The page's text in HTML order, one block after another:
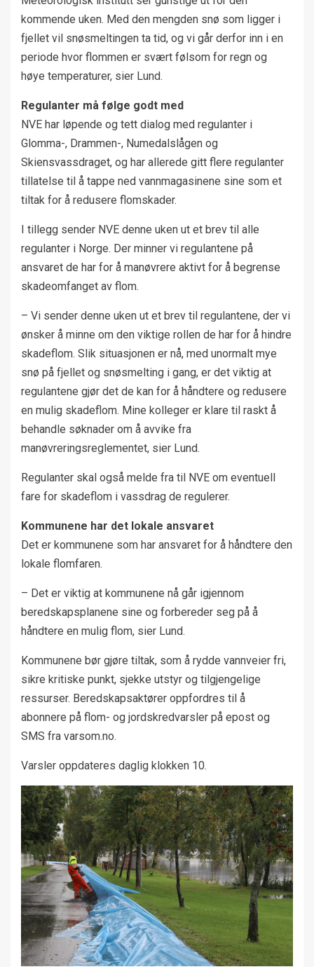
kommende uken. Med den mengden snø som ligger i
fjellet vil snøsmeltingen ta tid, og vi går derfor inn i en
periode hvor flommen er svært følsom for regn og
høye temperaturer, sier Lund.
Regulanter må følge godt med
NVE har løpende og tett dialog med regulanter i
Glomma-, Drammen-, Numedalslågen og
Skiensvassdraget, og har allerede gitt flere regulanter
tillatelse til å tappe ned vannmagasinene sine som et
tiltak for å redusere flomskader.
I tillegg sender NVE denne uken ut et brev til alle
regulanter i Norge. Der minner vi regulantene på
ansvaret de har for å manøvrere aktivt for å begrense
skadeomfanget av flom.
– Vi sender denne uken ut et brev til regulantene, der vi
ønsker å minne om den viktige rollen de har for å hindre
skadeflom. Slik situasjonen er nå, med unormalt mye
snø på fjellet og snøsmelting i gang, er det viktig at
regulantene gjør det de kan for å håndtere og redusere
en mulig skadeflom. Mine kolleger er klare til raskt å
behandle søknader om å avvike fra
manøvreringsreglementet, sier Lund.
Regulanter skal også melde fra til NVE om eventuell
fare for skadeflom i vassdrag de regulerer.
Kommunene har det lokale ansvaret
Det er kommunene som har ansvaret for å håndtere den
lokale flomfaren.
– Det er viktig at kommunene nå går igjennom
beredskapsplanene sine og forbereder seg på å
håndtere en mulig flom, sier Lund.
Kommunene bør gjøre tiltak, som å rydde vannveier fri,
sikre kritiske punkt, sjekke utstyr og tilgjengelige
ressurser. Beredskapsaktører oppfordres til å
abonnere på flom- og jordskredvarsler på epost og
SMS fra varsom.no.
Varsler oppdateres daglig klokken 10.